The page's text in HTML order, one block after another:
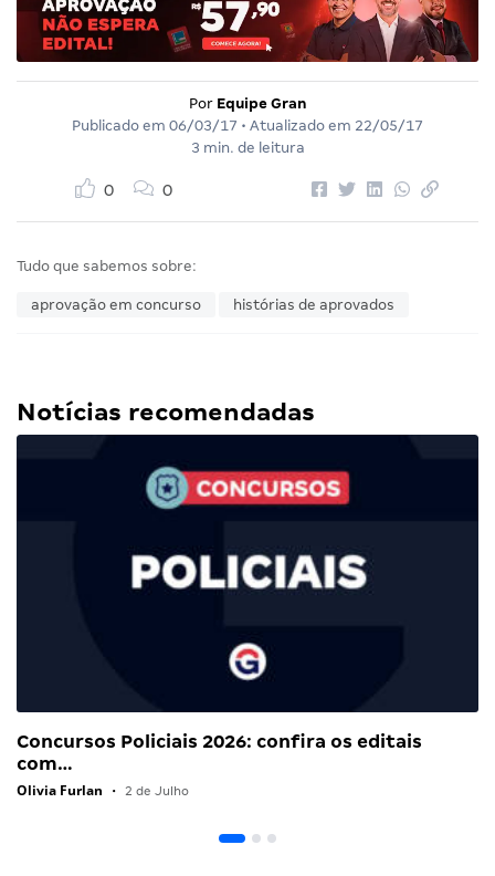
Por Equipe Gran
Publicado em 06/03/17 • Atualizado em 22/05/17
3 min. de leitura
0 0
Tudo que sabemos sobre:
aprovação em concurso histórias de aprovados
Notícias recomendadas
Concursos Policiais 2026: confira os editais
com…
Olivia Furlan • 2 de Julho